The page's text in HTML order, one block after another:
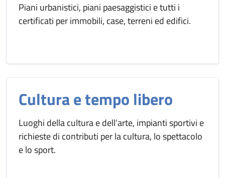
Piani urbanistici, piani paesaggistici e tutti i
certificati per immobili, case, terreni ed edifici.
Cultura e tempo libero
Luoghi della cultura e dell’arte, impianti sportivi e
richieste di contributi per la cultura, lo spettacolo
e lo sport.